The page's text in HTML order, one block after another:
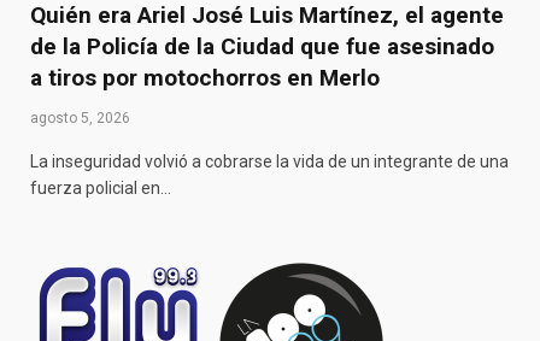
Quién era Ariel José Luis Martínez, el agente
de la Policía de la Ciudad que fue asesinado
a tiros por motochorros en Merlo
agosto 5, 2026
La inseguridad volvió a cobrarse la vida de un integrante de una
fuerza policial en…